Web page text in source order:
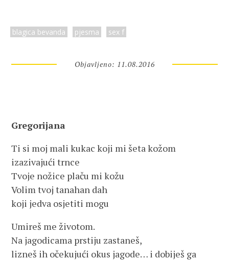
blagica bevanda pjesma sex f
Objavljeno: 11.08.2016
Gregorijana
Ti si moj mali kukac koji mi šeta kožom
izazivajući trnce
Tvoje nožice plaču mi kožu
Volim tvoj tanahan dah
koji jedva osjetiti mogu
Umireš me životom.
Na jagodicama prstiju zastaneš,
lizneš ih očekujući okus jagode… i dobiješ ga